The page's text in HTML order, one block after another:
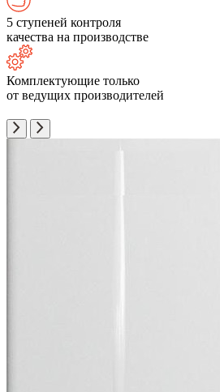
5 ступеней контроля
качества на производстве
Комплектующие только
от ведущих производителей